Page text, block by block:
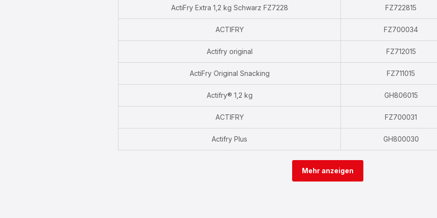
ActiFry Extra 1,2 kg Schwarz FZ7228
FZ722815
ACTIFRY
FZ700034
Actifry original
FZ712015
ActiFry Original Snacking
FZ711015
Actifry® 1,2 kg
GH806015
ACTIFRY
FZ700031
Actifry Plus
GH800030
Mehr anzeigen